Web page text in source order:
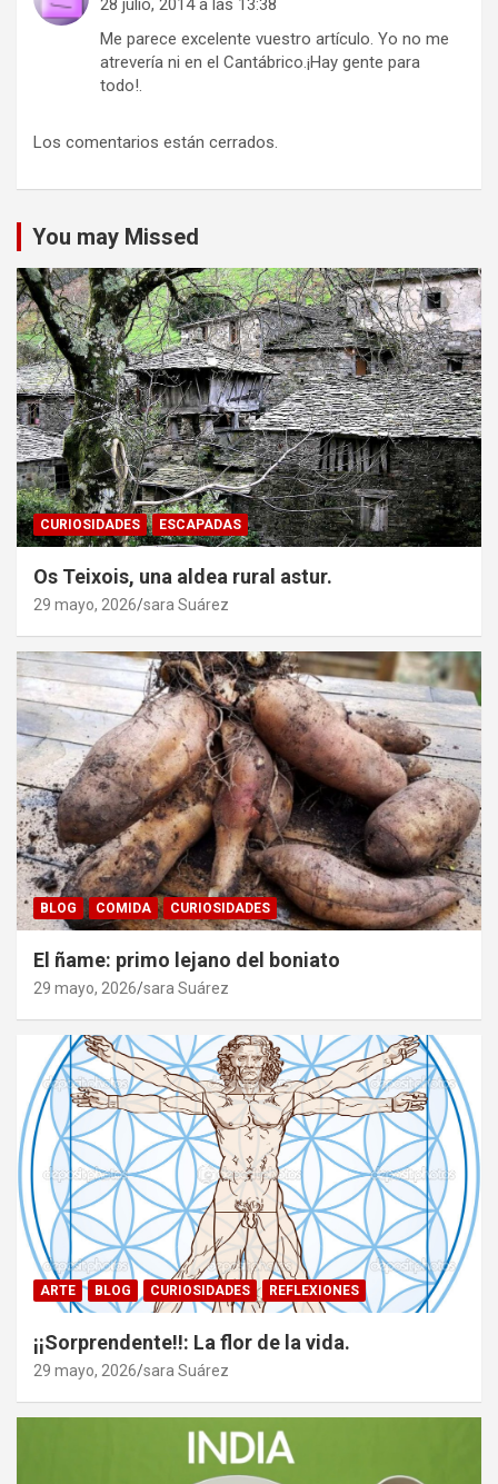
28 julio, 2014 a las 13:38
Me parece excelente vuestro artículo. Yo no me
atrevería ni en el Cantábrico.¡Hay gente para
todo!.
Los comentarios están cerrados.
You may Missed
CURIOSIDADES ESCAPADAS
Os Teixois, una aldea rural astur.
29 mayo, 2026 sara Suárez
BLOG COMIDA CURIOSIDADES
El ñame: primo lejano del boniato
29 mayo, 2026 sara Suárez
ARTE BLOG CURIOSIDADES REFLEXIONES
¡¡Sorprendente!!: La flor de la vida.
29 mayo, 2026 sara Suárez